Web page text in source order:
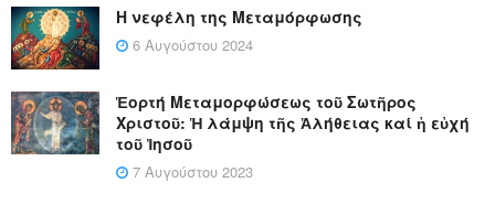
Η νεφέλη της Μεταμόρφωσης
6 Αυγούστου 2024
Ἑορτή Μεταμορφώσεως τοῦ Σωτῆρος
Χριστοῦ: Ἡ λάμψη τῆς Ἀλήθειας καί ἡ εὐχή
τοῦ Ἰησοῦ
7 Αυγούστου 2023